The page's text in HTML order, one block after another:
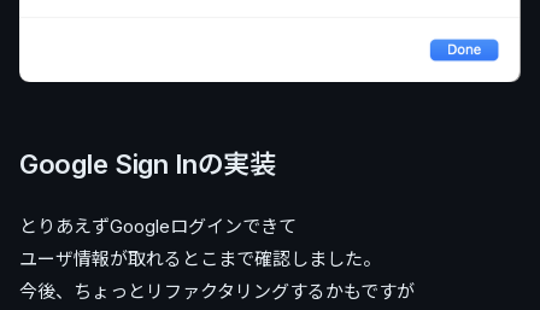
Google Sign Inの実装
とりあえずGoogleログインできて
ユーザ情報が取れるとこまで確認しました。
今後、ちょっとリファクタリングするかもですが